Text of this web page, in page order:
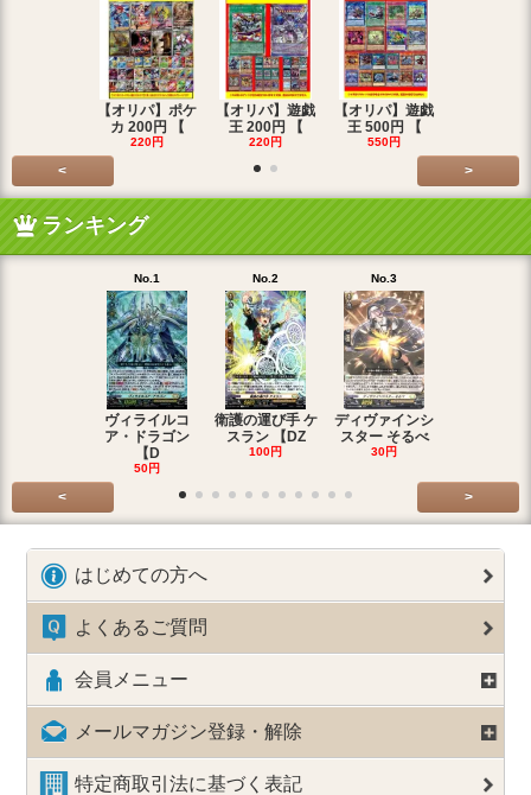
【オリパ】ポケ
カ 200円 【
220円
【オリパ】遊戯
王 200円 【
220円
【オリパ】遊戯
王 500円 【
550円
< >
ランキング
No.1
ヴィライルコ
ア・ドラゴン
【D
50円
No.2
衛護の運び手 ケ
スラン 【DZ
100円
No.3
ディヴァインシ
スター そるべ
30円
< >
はじめての方へ
よくあるご質問
会員メニュー
メールマガジン登録・解除
特定商取引法に基づく表記